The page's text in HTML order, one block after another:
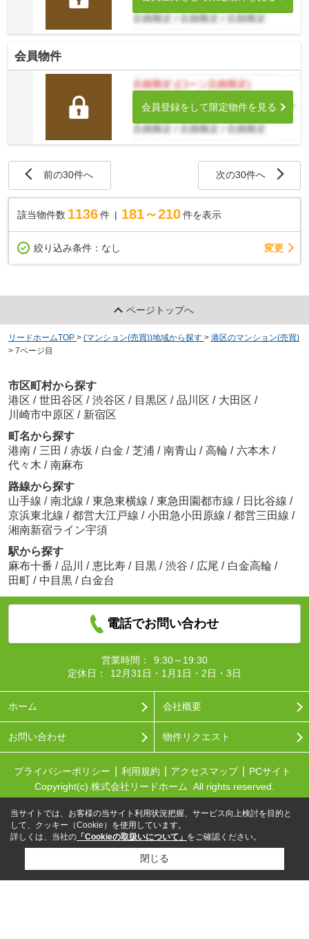
会員物件
会員登録をして限定物件を見る
前の30件へ 次の30件へ
該当物件数 1136件 181～210 件を表示
絞り込み条件： なし 変更
ページトップへ
リードホームTOP > (マンション(売買))地域から探す > 港区のマンション(売買)
> 7ページ目
市区町村から探す
港区 / 世田谷区 / 渋谷区 / 目黒区 / 品川区 / 大田区 /
川崎市中原区 / 新宿区
町名から探す
港南 / 三田 / 赤坂 / 白金 / 芝浦 / 南青山 / 高輪 / 六本木 /
代々木 / 南麻布
路線から探す
山手線 / 南北線 / 東急東横線 / 東急田園都市線 / 日比谷線 /
京浜東北線 / 都営大江戸線 / 小田急小田原線 / 都営三田線 /
湘南新宿ライン宇須
駅から探す
麻布十番 / 品川 / 恵比寿 / 目黒 / 渋谷 / 広尾 / 白金高輪 /
田町 / 中目黒 / 白金台
電話でお問い合わせ
営業時間：
9:30～19:30
定休日：
12月31日・1月1日・2日・3日
ホーム 会社概要
お問い合わせ 物件リクエスト
プライバシーポリシー 利用規約 アクセスマップ
PCサイト
Copyright(c) 株式会社リードホーム All rights reserved.
当サイトでは、お客様の当サイト利用状況把握、サービス向上検討を目的と
して、クッキー（Cookie）を使用しています。
詳しくは、当社の 「Cookieの取扱いについて」 をご確認ください。
閉じる